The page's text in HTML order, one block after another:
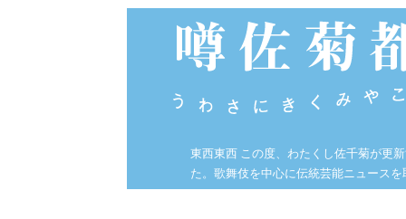
東西東西 この度、わたくし佐千菊が更
た。歌舞伎を中心に伝統芸能ニュース